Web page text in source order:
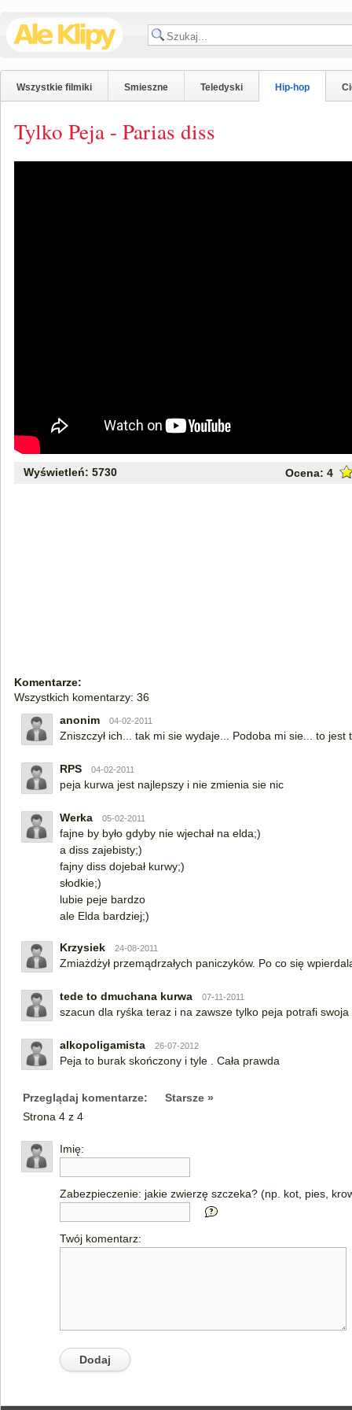
Wszystkie filmiki Smieszne Teledyski Hip-hop
Tylko Peja - Parias diss
Wyświetleń: 5730 Ocena: 4
Komentarze:
Wszystkich komentarzy: 36
anonim
04-02-2011
Zniszczył ich... tak mi sie wydaje... Podoba mi sie... to jest
RPS 04-02-2011
peja kurwa jest najlepszy i nie zmienia sie nic
Werka 05-02-2011
fajne by było gdyby nie wjechał na elda;)
a diss zajebisty;)
fajny diss dojebał kurwy;)
słodkie;)
lubie peje bardzo
ale Elda bardziej;)
Krzysiek 24-08-2011
Zmiażdżył przemądrzałych paniczyków. Po co się
tede to dmuchana kurwa 07-11-2011
szacun dla ryśka teraz i na zawsze tylko peja potrafi
alkopoligamista 26-07-2012
Peja to burak skończony i tyle . Cała prawda
Przeglądaj komentarze:
Starsze »
Strona 4 z 4
Imię:
Zabezpieczenie: jakie zwierzę szczeka? (np. kot, pies,
Twój komentarz: